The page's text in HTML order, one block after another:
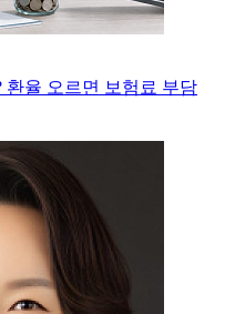
환율 오르면 보험료 부담